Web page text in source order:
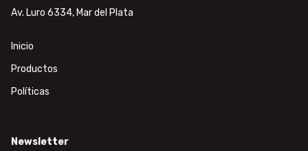
Av. Luro 6334, Mar del Plata
Inicio
Productos
Políticas
Newsletter